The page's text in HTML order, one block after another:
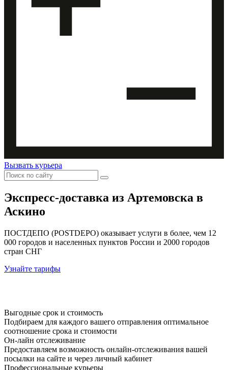
Вызвать курьера
Экспресс-доставка из Артемовска в
Аскино
ПОСТДЕПО (POSTDEPO) оказывает услуги в более, чем 12
000 городов и населенных пунктов России и 2000 городов
стран СНГ
Узнайте тарифы
Выгодные срок и стоимость
Подбираем для каждого вашего отправления оптимальное
соотношение срока и стоимости
Он-лайн отслеживание
Предоставляем возможность онлайн-отслеживания вашей
посылки на сайте и через личный кабинет
Профессиональные курьеры